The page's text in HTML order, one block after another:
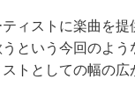
ィストに楽曲を提
という今回のよう
トとしての幅の広